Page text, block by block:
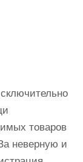
товаров
неверную и